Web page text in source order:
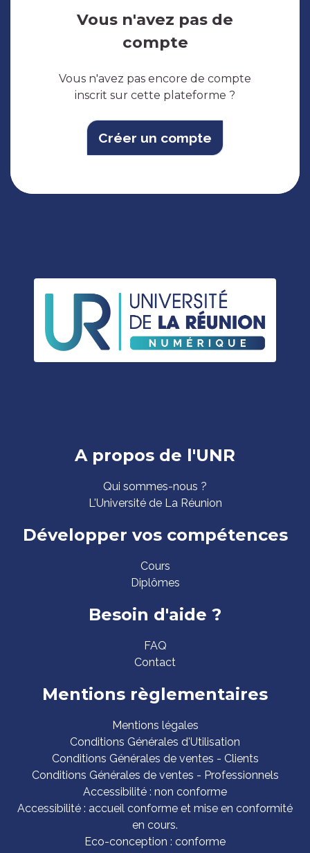
Vous n'avez pas de
compte
Vous n'avez pas encore de compte
inscrit sur cette plateforme ?
Créer un compte
A propos de l'UNR
Qui sommes-nous ?
L'Université de La Réunion
Développer vos compétences
Cours
Diplômes
Besoin d'aide ?
FAQ
Contact
Mentions règlementaires
Mentions légales
Conditions Générales d'Utilisation
Conditions Générales de ventes - Clients
Conditions Générales de ventes - Professionnels
Accessibilité : non conforme
Accessibilité : accueil conforme et mise en conformité
en cours.
Eco-conception : conforme